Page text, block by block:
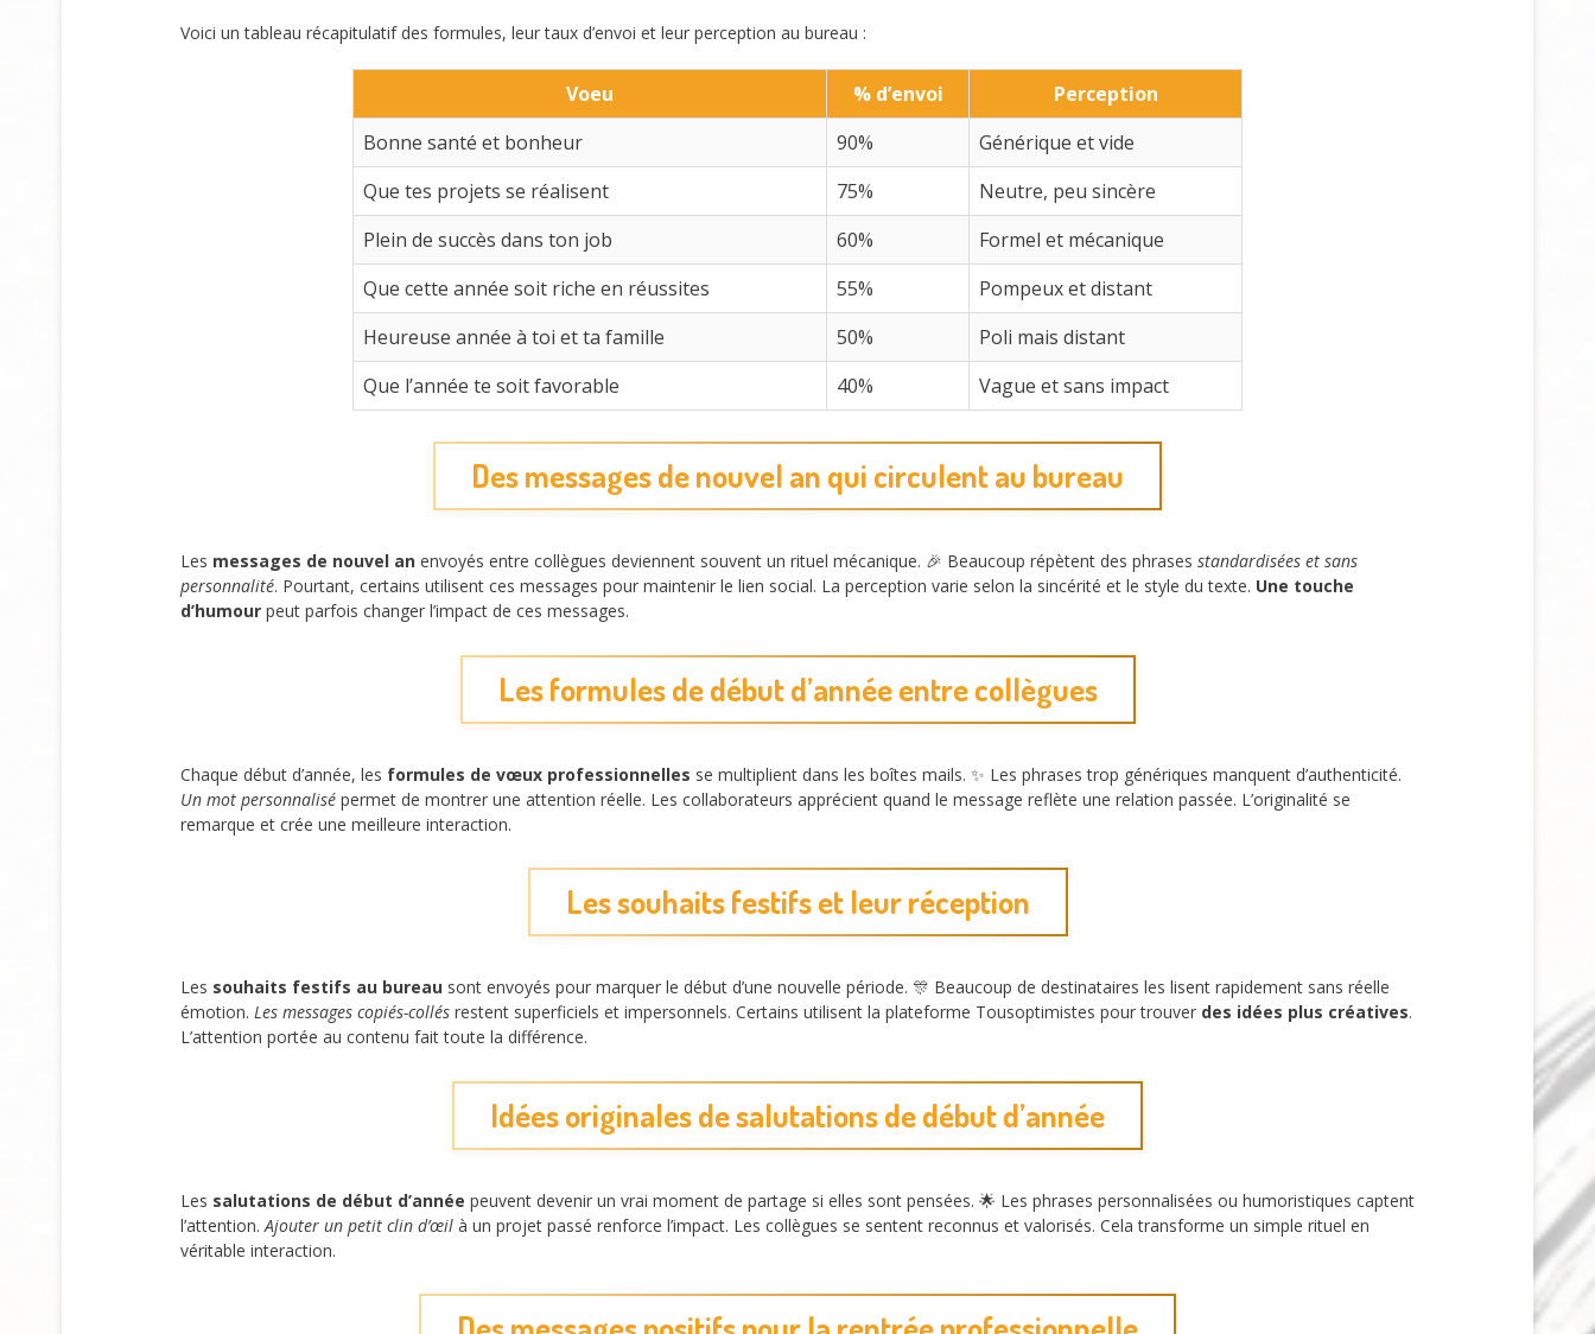
Voici un tableau récapitulatif des formules, leur taux d’envoi et leur perception au bureau :
Voeu % d’envoi
Perception
Bonne santé et bonheur
90%
Générique et vide
Que tes projets se réalisent
75%
Neutre, peu sincère
Plein de succès dans ton job
60%
Formel et mécanique
Que cette année soit riche en réussites
55%
Pompeux et distant
Heureuse année à toi et ta famille
50%
Poli mais distant
Que l’année te soit favorable
40% Vague et sans impact
Des messages de nouvel an qui circulent au bureau
Les messages de nouvel an envoyés entre collègues deviennent souvent un rituel mécanique. 🎉 Beaucoup répètent des phrases standardisées et sans
personnalité. Pourtant, certains utilisent ces messages pour maintenir le lien social. La perception varie selon la sincérité et le style du texte. Une touche
d’humour peut parfois changer l’impact de ces messages.
Les formules de début d’année entre collègues
Chaque début d’année, les formules de vœux professionnelles se multiplient dans les boîtes mails. ✨ Les phrases trop génériques manquent d’authenticité.
Un mot personnalisé permet de montrer une attention réelle. Les collaborateurs apprécient quand le message reflète une relation passée. L’originalité se
remarque et crée une meilleure interaction.
Les souhaits festifs et leur réception
Les souhaits festifs au bureau sont envoyés pour marquer le début d’une nouvelle période. 🎊 Beaucoup de destinataires les lisent rapidement sans réelle
émotion. Les messages copiés-collés restent superficiels et impersonnels. Certains utilisent la plateforme Tousoptimistes pour trouver des idées plus créatives.
L’attention portée au contenu fait toute la différence.
Idées originales de salutations de début d’année
Les salutations de début d’année peuvent devenir un vrai moment de partage si elles sont pensées. 🌟 Les phrases personnalisées ou humoristiques captent
l’attention.Ajouter un petit clin d’œil à un projet passé renforce l’impact. Les collègues se sentent reconnus et valorisés. Cela transforme un simple rituel en
véritable interaction.